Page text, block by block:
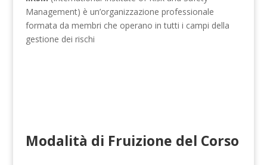
Management) è un’organizzazione professionale
formata da membri che operano in tutti i campi della
gestione dei rischi
Modalità di Fruizione del Corso